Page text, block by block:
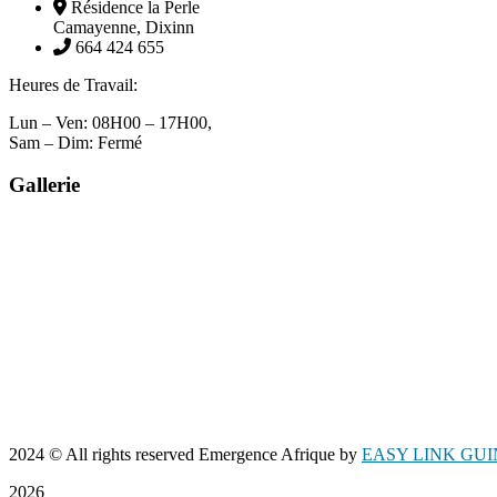
Résidence la Perle
Camayenne, Dixinn
664 424 655
Heures de Travail:
Lun – Ven: 08H00 – 17H00,
Sam – Dim: Fermé
Gallerie
2024 © All rights reserved Emergence Afrique by EASY LINK
2026